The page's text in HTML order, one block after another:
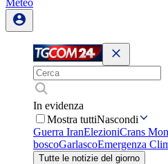
Meteo
In evidenza
Mostra tuttiNascondi
Guerra IranElezioniCrans
boscoGarlascoEmergenza
Tutte le notizie del giorno